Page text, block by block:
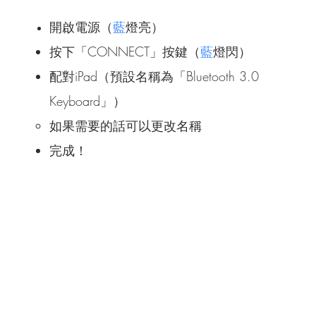
開啟電源（藍燈亮）
按下「CONNECT」按鍵 （藍燈閃）
配對iPad（預設名稱為「Bluetooth 3.0
Keyboard」）​​
如果需要的話可以更改名稱
完成！